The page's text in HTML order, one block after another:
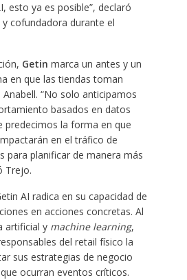
esto ya es posible”, declaró
y cofundadora durante el
Getin marca un antes y un
en que las tiendas toman
“No solo anticipamos
basados en datos
predecimos la forma en que
en el tráfico de
para planificar de manera más
Trejo.
AI radica en su capacidad de
en acciones concretas. Al
artificial y machine learning,
del retail físico la
sus estrategias de negocio
ocurran eventos críticos.